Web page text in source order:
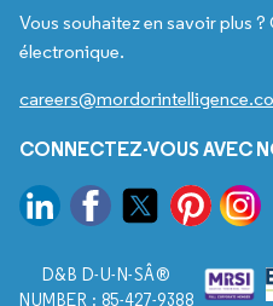
Vous souhaitez en savoir plus
électronique.
CONNECTEZ-VOUS AVEC
D&B D-U-N-SÂ®
NUMBER : 85-427-9388